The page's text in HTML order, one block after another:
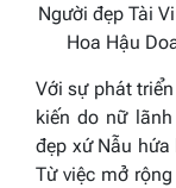
Người đẹp Tài Vi
Hoa Hậu
Với sự phát
kiến do nữ
đẹp xứ Nẫu
Từ việc mở